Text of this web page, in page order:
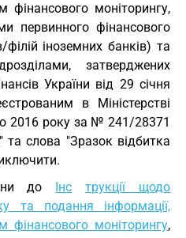
фінансового моніторингу,
первинного фінансового
іноземних банків) та
затверджених
України від 29 січня
в Міністерстві
2016 року за № 241/28371
та слова "Зразок відбитка
до Інс
трукції щодо
та подання інформації,
фінансового моніторингу,